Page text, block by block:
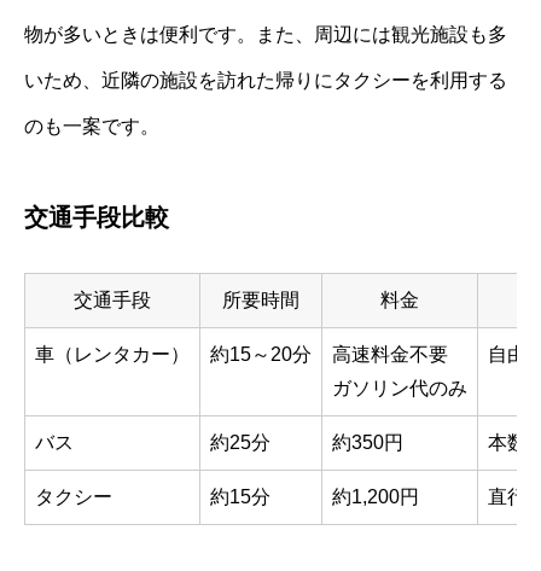
物が多いときは便利です。また、周辺には観光施設も多
いため、近隣の施設を訪れた帰りにタクシーを利用する
のも一案です。
交通手段比較
交通手段 所要時間 料金
車（レンタカー） 約15～20分
高速料金不要
ガソリン代のみ
自由
バス 約25分 約350円 本数
タクシー 約15分 約1,200円 直行